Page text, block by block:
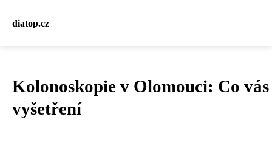
diatop.cz
Kolonoskopie v Olomouci: Co
vyšetření